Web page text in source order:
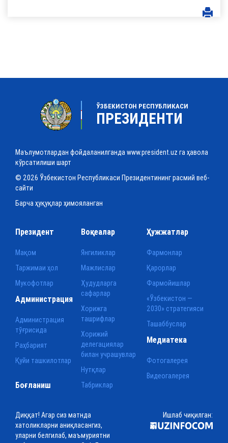
ЎЗБЕКИСТОН РЕСПУБЛИКАСИ
ПРЕЗИДЕНТИ
Маълумотлардан фойдаланилганда www.president.uz га ҳавола
кўрсатилиши шарт
© 2026 Ўзбекистон Республикаси Президентининг расмий веб-
сайти
Барча ҳуқуқлар ҳимояланган
Президент
Мақом
Таржимаи ҳол
Мукофотлар
Воқеалар
Янгиликлар
Мажлислар
Ҳудудларга
сафарлар
Хорижга
ташрифлар
Хорижий
делегациялар
билан учрашувлар
Нутқлар
Табриклар
Ҳужжатлар
Фармонлар
Қарорлар
Фармойишлар
«Ўзбекистон —
2030» стратегияси
Ташаббуслар
Администрация
Администрация
тўғрисида
Раҳбарият
Қуйи ташкилотлар
Медиатека
Фотогалерея
Видеогалерея
Боғланиш
Диққат! Агар сиз матнда
хатоликларни аниқласангиз,
уларни белгилаб, маъмуриятни
Ишлаб чиқилган: